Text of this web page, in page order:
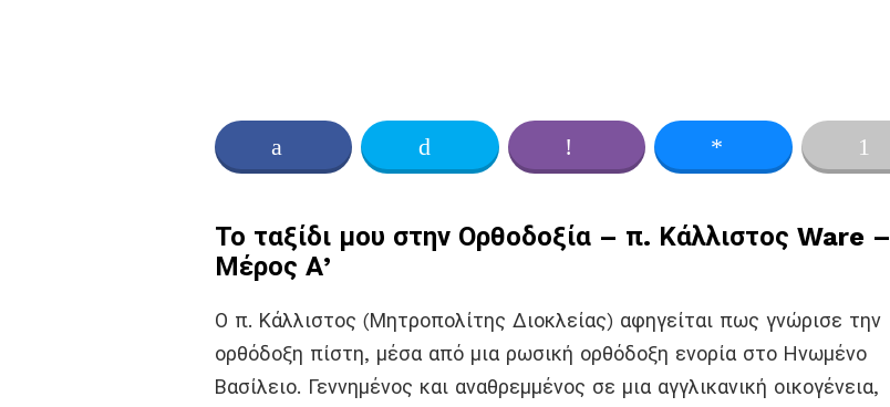
Κοινοποίηση στο Facebook
Twitter Messenger
Το ταξίδι μου στην Ορθοδοξία – π. Κάλλιστος Ware –
Μέρος Α’
Ο π. Κάλλιστος (Μητροπολίτης Διοκλείας) αφηγείται πως γνώρισε την
ορθόδοξη πίστη, μέσα από μια ρωσική ορθόδοξη ενορία στο Ηνωμένο
Βασίλειο. Γεννημένος και αναθρεμμένος σε μια αγγλικανική οικογένεια,